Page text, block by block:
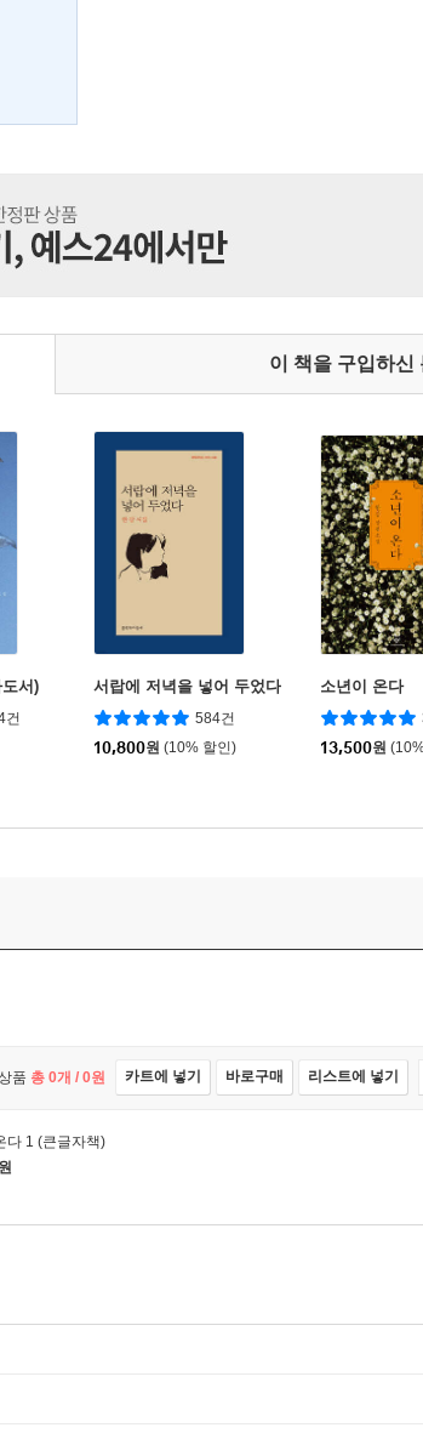
이 책을 구입하신
서)
건
서랍에 저녁을 넣어 두었다
584건
10,800원 (10% 할인)
소년이 온다
13,500원
품 총 0개 / 0원 카트에 넣기 바로구매 리스트에 넣기
다 1 (큰글자책)
원